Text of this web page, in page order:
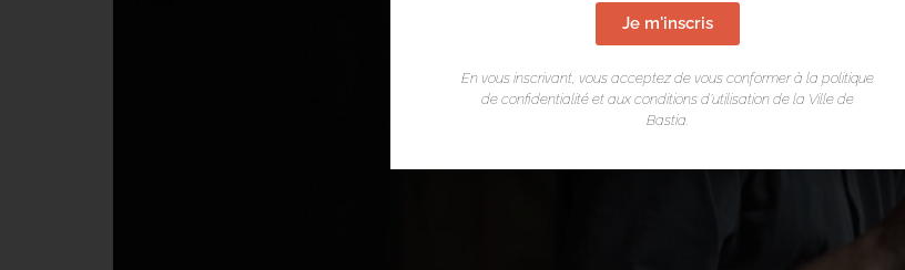
Je m'inscris
En vous inscrivant, vous acceptez de vous conformer à la politique
de confidentialité et aux conditions d’utilisation de la Ville de
Bastia.